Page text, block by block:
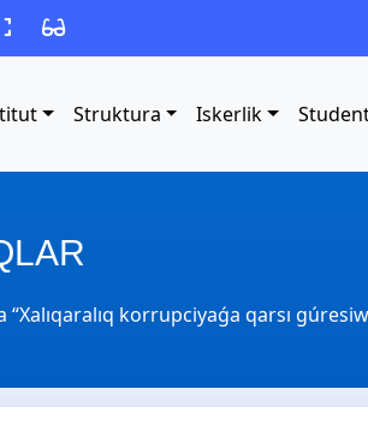
Struktura Iskerlik
“Xalıqaralıq korrupciyaǵa qarsı